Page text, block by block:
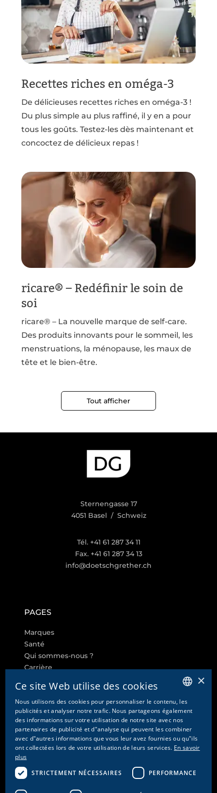
Recettes riches en oméga-3
De délicieuses recettes riches en oméga-3 !
Du plus simple au plus raffiné, il y en a pour
tous les goûts. Testez-les dès maintenant et
concoctez de délicieux repas !
ricare® – Redéfinir le soin de
soi
ricare® – La nouvelle marque de self-care.
Des produits innovants pour le sommeil, les
menstruations, la ménopause, les maux de
tête et le bien-être.
Tout afficher
Sternengasse 17
4051 Basel / Schweiz
Tél. +41 61 287 34 11
Fax. +41 61 287 34 13
info@doetschgrether.ch
PAGES
Marques
Santé
Qui sommes-nous ?
Carrière
LIENS SUPPLÉMENTAIRES
Paramètres des cookies
Contact
Protection des données & Disclaimer
Mentions légales
GERMAN
ENGLISH
FRENCH
×
Ce site Web utilise des cookies
Nous utilisons des cookies pour personnaliser le contenu, les
publicités et analyser notre trafic. Nous partageons également
des informations sur votre utilisation de notre site avec nos
partenaires de publicité et d"analyse qui peuvent les combiner
avec d"autres informations que vous leur avez fournies ou qu"ils
ont collectées lors de votre utilisation de leurs services. En savoir
plus
STRICTEMENT NÉCESSAIRES
PERFORMANCE